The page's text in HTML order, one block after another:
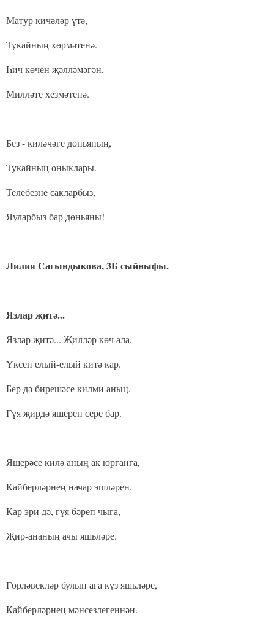
Матур кичәләр үтә,
Тукайның хөрмәтенә.
Һич көчен җәлләмәгән,
Милләте хезмәтенә.
Без - киләчәге дөньяның,
Тукайның оныклары.
Телебезне сакларбыз,
Яуларбыз бар дөньяны!
Лилия Сагындыкова, 3Б сыйныфы.
Язлар җитә...
Язлар җитә... Җилләр көч ала,
Үксеп елый-елый китә кар.
Бер дә бирешәсе килми аның,
Гүя җирдә яшерен сере бар.
Яшерәсе килә аның ак юрганга,
Кайберләрнең начар эшләрен.
Кар эри дә, гүя бәреп чыга,
Җир-ананың ачы яшьләре.
Гөрләвекләр булып ага күз яшьләре,
Кайберләрнең мәнсезлегеннән.